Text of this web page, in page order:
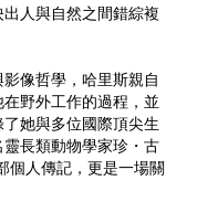
人與自然之間錯綜複
像哲學，哈里斯親自
野外工作的過程，並
她與多位國際頂尖生
長類動物學家珍・古
人傳記，更是一場關